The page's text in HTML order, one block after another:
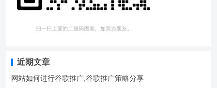
近期文章
网站如何进行谷歌推广,谷歌推广策略分享